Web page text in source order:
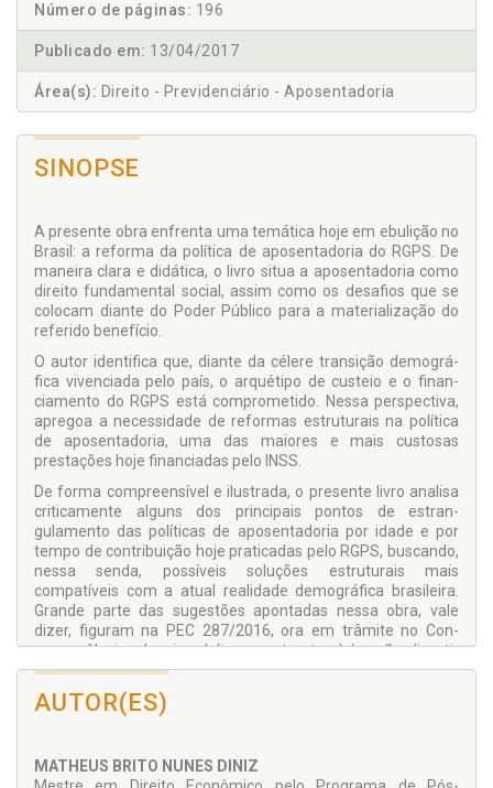
Número de páginas: 196
Publicado em: 13/04/2017
Área(s): Direito - Previdenciário - Aposentadoria
SINOPSE
A presente obra enfrenta uma temática hoje em ebulição no
Brasil: a reforma da política de aposentadoria do RGPS. De
maneira clara e didática, o livro situa a aposentadoria como
direito fundamental social, assim como os desafios que se
colocam diante do Poder Público para a materiali­zação do
referido benefício.
O autor identifica que, diante da célere transição demográ­
fica vivenciada pelo país, o arquétipo de custeio e o finan­
ciamento do RGPS está comprometido. Nessa perspectiva,
apregoa a necessidade de reformas estruturais na política
de aposentadoria, uma das maiores e mais custosas
prestações hoje financiadas pelo INSS.
De forma compreensível e ilustrada, o presente livro ana­lisa
criticamente alguns dos principais pontos de estran­
gulamento das políticas de aposentadoria por idade e por
tempo de contribuição hoje praticadas pelo RGPS, bus­cando,
nessa senda, possíveis soluções estruturais mais
compatíveis com a atual realidade demográfica brasileira.
Grande parte das sugestões apontadas nessa obra, vale
dizer, figuram na PEC 287/2016, ora em trâmite no Con­
gresso Nacional, cujos delineamentos também são discuti­
dos ao longo deste trabalho.
AUTOR(ES)
MATHEUS BRITO NUNES DINIZ